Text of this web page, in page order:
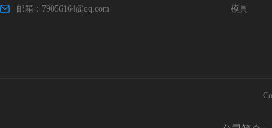
模具
邮箱：79056164@qq.com